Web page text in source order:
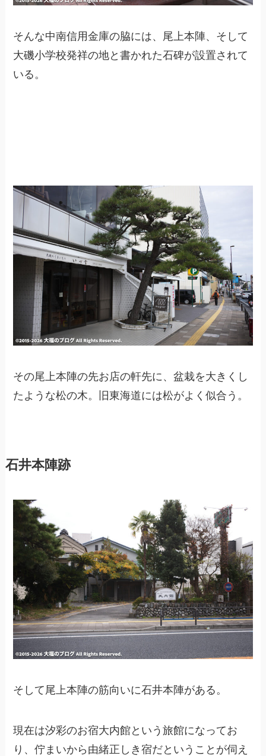
そんな中南信用金庫の脇には、尾上本陣、そして
大磯小学校発祥の地と書かれた石碑が設置されて
いる。
その尾上本陣の先お店の軒先に、盆栽を大きくし
たような松の木。旧東海道には松がよく似合う。
石井本陣跡
そして尾上本陣の筋向いに石井本陣がある。
現在は汐彩のお宿大内館という旅館になってお
り、佇まいから由緒正しき宿だということが伺え